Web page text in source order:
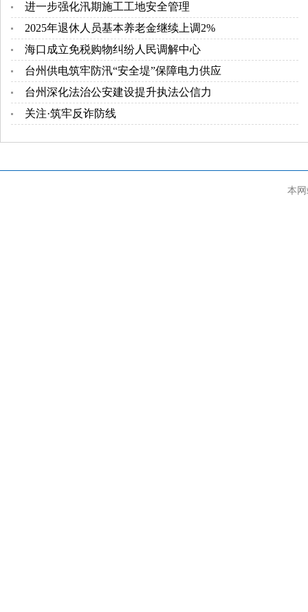
进一步强化汛期施工工地安全管理
2025年退休人员基本养老金继续上调2%
海口成立免税购物纠纷人民调解中心
台州供电筑牢防汛“安全堤”保障电力供应
台州深化法治公安建设提升执法公信力
关注·筑牢反诈防线
本